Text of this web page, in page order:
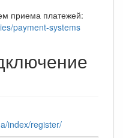
приема платежей:
payment-systems
index/register/